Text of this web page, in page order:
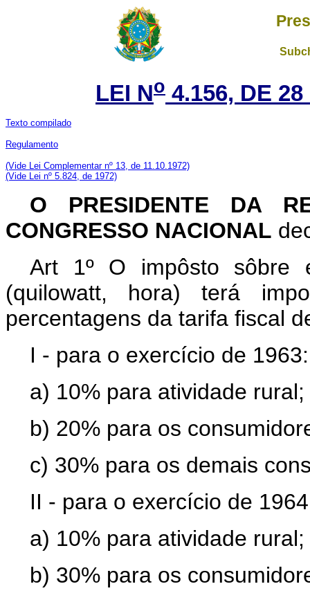
LEI No 4.156, DE
Texto compilado
Regulamento
(Vide Lei Complementar nº 13, de 11.10.1972)
(Vide Lei nº 5.824, de 1972)
O PRESIDENTE DA
CONGRESSO NACIONAL
Art 1º O impôsto sôbre
(quilowatt, hora) terá
percentagens da tarifa fiscal
I - para o exercício de 1963:
a) 10% para atividade rural;
b) 20% para os
c) 30% para os demais
II - para o exercício de
a) 10% para atividade rural;
b) 30% para os